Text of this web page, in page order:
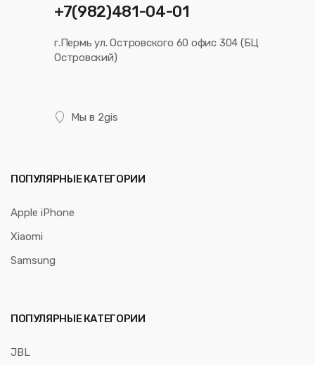
+7(982)481-04-01
г.Пермь ул. Островского 60 офис 304 (БЦ
Островский)
Мы в 2gis
ПОПУЛЯРНЫЕ КАТЕГОРИИ
Apple iPhone
Xiaomi
Samsung
ПОПУЛЯРНЫЕ КАТЕГОРИИ
JBL